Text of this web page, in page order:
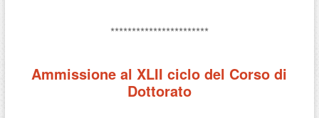
***********************
Ammissione al XLII ciclo del Corso di
Dottorato